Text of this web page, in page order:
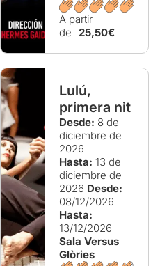
A partir
de
25,50€
Lulú,
primera nit
Desde: 8 de
diciembre de
2026
Hasta: 13 de
diciembre de
2026 Desde:
08/12/2026
Hasta:
13/12/2026
Sala Versus
Glòries